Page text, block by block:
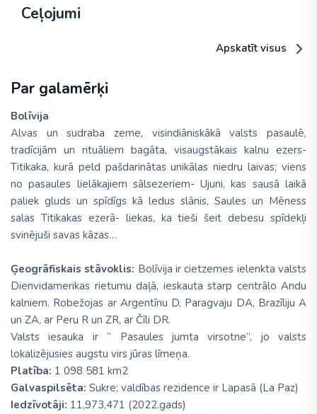
Ceļojumi
Apskatīt visus
Par galamērķi
Bolīvija
Alvas un sudraba zeme, visindiāniskākā valsts pasaulē,
tradīcijām un rituāliem bagāta, visaugstākais kalnu ezers-
Titikaka, kurā peld pašdarinātas unikālas niedru laivas; viens
no pasaules lielākajiem sālsezeriem- Ujuni, kas sausā laikā
paliek gluds un spīdīgs kā ledus slānis, Saules un Mēness
salas Titikakas ezerā- liekas, ka tieši šeit debesu spīdekļi
svinējuši savas kāzas…
Ģeogrāfiskais stāvoklis: Bolīvija ir cietzemes ielenkta valsts
Dienvidamerikas rietumu daļā, ieskauta starp centrālo Andu
kalniem. Robežojas ar Argentīnu D, Paragvaju DA, Brazīliju A
un ZA, ar Peru R un ZR, ar Čīli DR.
Valsts iesauka ir “ Pasaules jumta virsotne”, jo valsts
lokalizējusies augstu virs jūras līmeņa.
Platība: 1 098 581 km2
Galvaspilsēta: Sukre; valdības rezidence ir Lapasā (La Paz)
Iedzīvotāji: 11,973,471 (2022.gads)